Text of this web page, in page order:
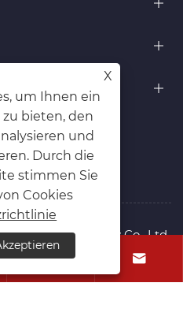
Biotechnology Co., Ltd.
vorbehalten.
Datenschutzrichtlinie
 
X
um Ihnen ein
zu bieten, den
und
Durch die
stimmen Sie
Cookies